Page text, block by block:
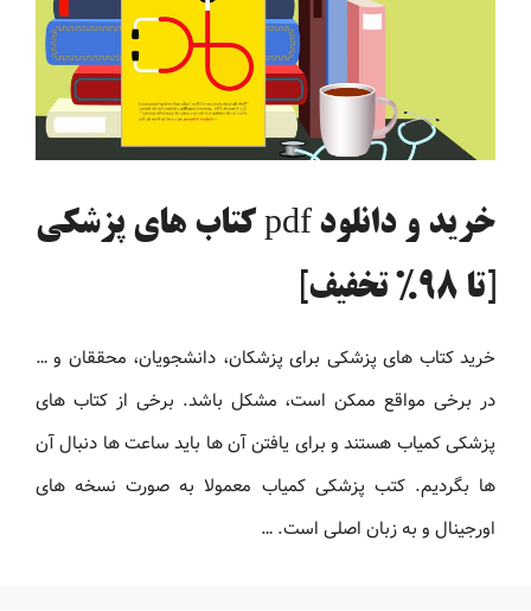
خرید و دانلود pdf کتاب های پزشکی
[تا 98% تخفیف]
خرید کتاب های پزشکی برای پزشکان، دانشجویان، محققان و …
در برخی مواقع ممکن است، مشکل باشد. برخی از کتاب های
پزشکی کمیاب هستند و برای یافتن آن ها باید ساعت ها دنبال آن
ها بگردیم. کتب پزشکی کمیاب معمولا به صورت نسخه های
اورجینال و به زبان اصلی است. …